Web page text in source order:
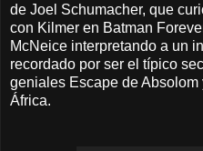
de Joel Schumacher, que
con Kilmer en Batman
McNeice interpretando a un
recordado por ser el típico
geniales Escape de Absolom
África.